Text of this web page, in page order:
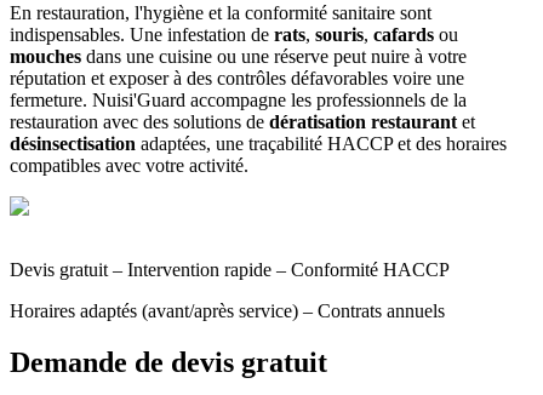
En restauration, l'hygiène et la conformité sanitaire sont
indispensables. Une infestation de rats, souris, cafards ou
mouches dans une cuisine ou une réserve peut nuire à votre
réputation et exposer à des contrôles défavorables voire une
fermeture. Nuisi'Guard accompagne les professionnels de la
restauration avec des solutions de dératisation restaurant et
désinsectisation adaptées, une traçabilité HACCP et des horaires
compatibles avec votre activité.
Devis gratuit – Intervention rapide – Conformité HACCP
Horaires adaptés (avant/après service) – Contrats annuels
Demande de devis gratuit